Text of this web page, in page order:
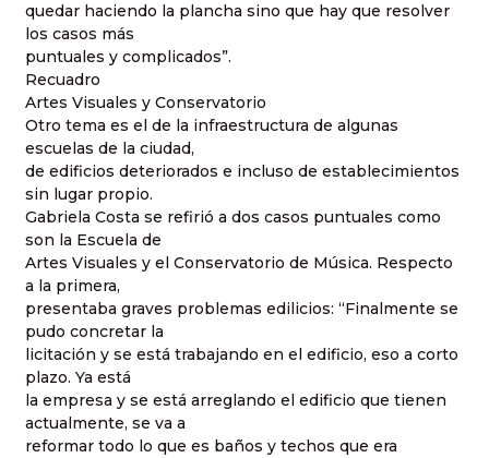
quedar haciendo la plancha sino que hay que resolver
los casos más
puntuales y complicados”.
Recuadro
Artes Visuales y Conservatorio
Otro tema es el de la infraestructura de algunas
escuelas de la ciudad,
de edificios deteriorados e incluso de establecimientos
sin lugar propio.
Gabriela Costa se refirió a dos casos puntuales como
son la Escuela de
Artes Visuales y el Conservatorio de Música. Respecto
a la primera,
presentaba graves problemas edilicios: “Finalmente se
pudo concretar la
licitación y se está trabajando en el edificio, eso a corto
plazo. Ya está
la empresa y se está arreglando el edificio que tienen
actualmente, se va a
reformar todo lo que es baños y techos que era